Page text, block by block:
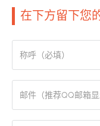
在下方留下您